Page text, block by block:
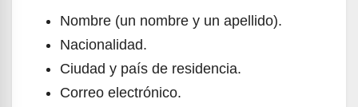
Nombre (un nombre y un apellido).
Nacionalidad.
Ciudad y país de residencia.
Correo electrónico.